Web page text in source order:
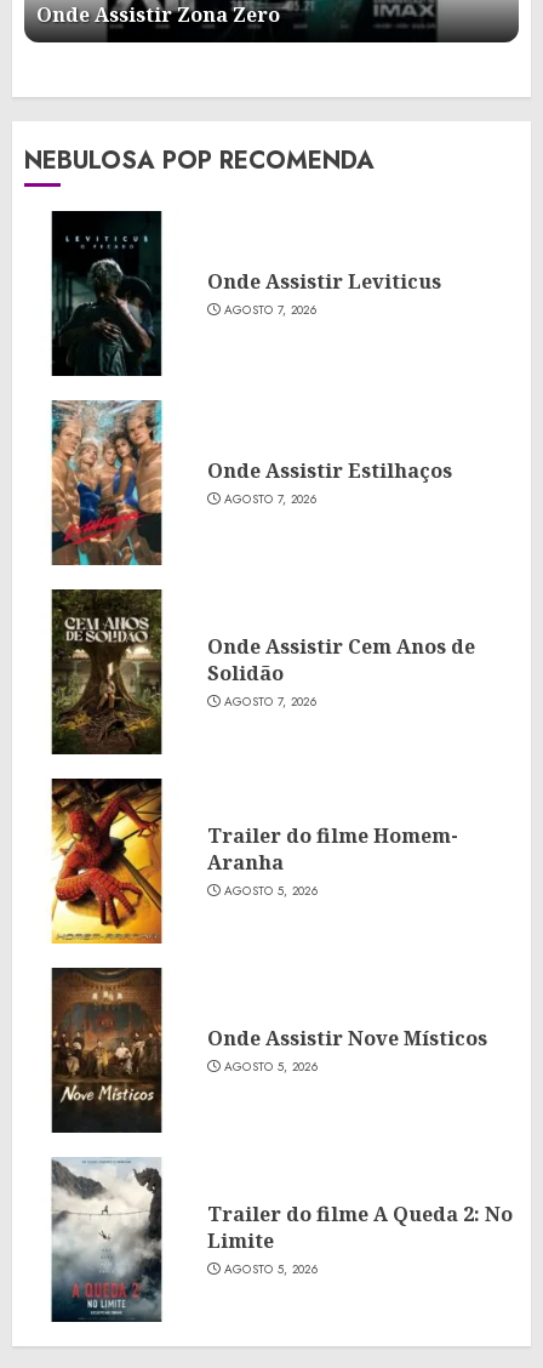
Onde Assistir Zona Zero
NEBULOSA POP RECOMENDA
Onde Assistir Leviticus
AGOSTO 7, 2026
Onde Assistir Estilhaços
AGOSTO 7, 2026
Onde Assistir Cem Anos de
Solidão
AGOSTO 7, 2026
Trailer do filme Homem-
Aranha
AGOSTO 5, 2026
Onde Assistir Nove Místicos
AGOSTO 5, 2026
Trailer do filme A Queda 2: No
Limite
AGOSTO 5, 2026